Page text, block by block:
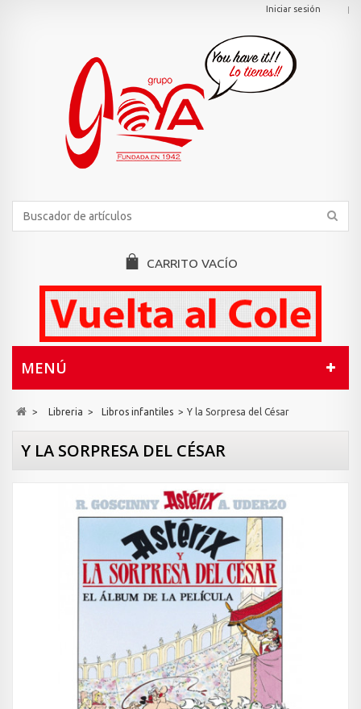
Iniciar sesión
CARRITO VACÍO
MENÚ
> Libreria > Libros infantiles > Y la Sorpresa del César
Y LA SORPRESA DEL CÉSAR